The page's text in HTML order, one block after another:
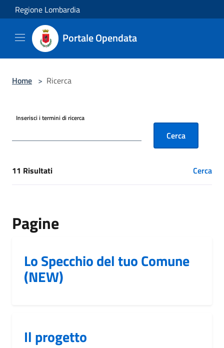
Salta al contenuto principale
Regione Lombardia
Portale Opendata
Home > Ricerca
Inserisci i termini di ricerca
Cerca
[results] Risultati
11 Risultati Cerca
Pagine
Lo Specchio del tuo Comune
(NEW)
Il progetto